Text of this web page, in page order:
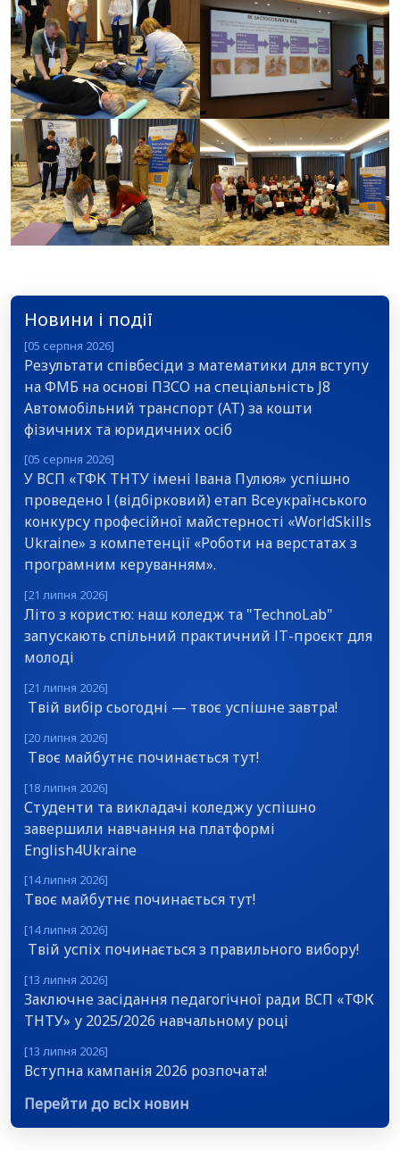
Новини і події
[05 серпня 2026]
Результати співбесіди з математики для вступу
на ФМБ на основі ПЗСО на спеціальність J8
Автомобільний транспорт (АТ) за кошти
фізичних та юридичних осіб
[05 серпня 2026]
У ВСП «ТФК ТНТУ імені Івана Пулюя» успішно
проведено І (відбірковий) етап Всеукраїнського
конкурсу професійної майстерності «WorldSkills
Ukraine» з компетенції «Роботи на верстатах з
програмним керуванням».
[21 липня 2026]
Літо з користю: наш коледж та "TechnoLab"
запускають спільний практичний ІТ-проєкт для
молоді
[21 липня 2026]
Твій вибір сьогодні — твоє успішне завтра!
[20 липня 2026]
Твоє майбутнє починається тут!
[18 липня 2026]
Студенти та викладачі коледжу успішно
завершили навчання на платформі
English4Ukraine
[14 липня 2026]
Твоє майбутнє починається тут!
[14 липня 2026]
Твій успіх починається з правильного вибору!
[13 липня 2026]
Заключне засідання педагогічної ради ВСП «ТФК
ТНТУ» у 2025/2026 навчальному році
[13 липня 2026]
Вступна кампанія 2026 розпочата!
Перейти до всіх новин